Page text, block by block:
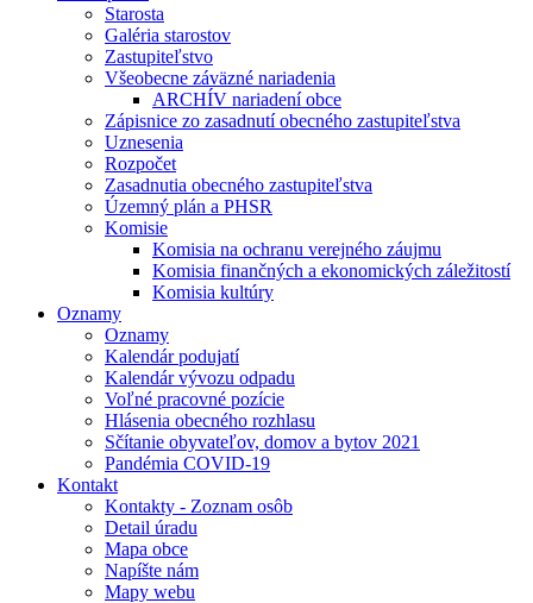
Starosta
Galéria starostov
Zastupiteľstvo
Všeobecne záväzné nariadenia
ARCHÍV nariadení obce
Zápisnice zo zasadnutí obecného zastupiteľstva
Uznesenia
Rozpočet
Zasadnutia obecného zastupiteľstva
Územný plán a PHSR
Komisie
Komisia na ochranu verejného záujmu
Komisia finančných a ekonomických záležitostí
Komisia kultúry
Oznamy
Oznamy
Kalendár podujatí
Kalendár vývozu odpadu
Voľné pracovné pozície
Hlásenia obecného rozhlasu
Sčítanie obyvateľov, domov a bytov 2021
Pandémia COVID-19
Kontakt
Kontakty - Zoznam osôb
Detail úradu
Mapa obce
Napíšte nám
Mapy webu